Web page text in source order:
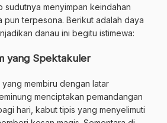
sudutnya menyimpan keindahan
pun terpesona. Berikut adalah daya
danau ini begitu istimewa:
yang Spektakuler
membiru dengan latar
menciptakan pemandangan
hari, kabut tipis yang menyelimuti